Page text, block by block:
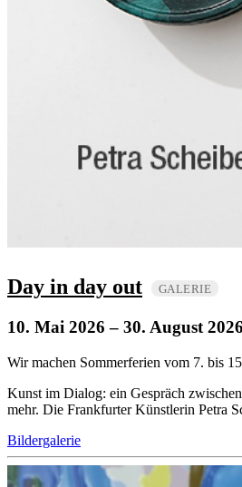
Day in day out GALERIE
10. Mai 2026 – 30. August 2026
Wir machen Sommerferien vom 7. bis
Kunst im Dialog: ein Gespräch
mehr. Die Frankfurter Künstlerin Petra
Bildergalerie